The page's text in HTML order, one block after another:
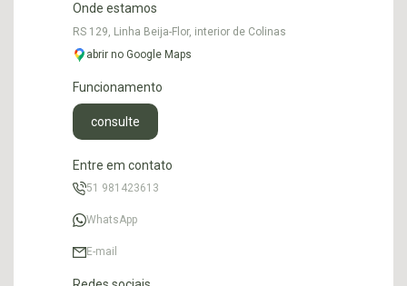
Onde estamos
RS 129, Linha Beija-Flor, interior de Colinas
abrir no Google Maps
Funcionamento
consulte
Entre em contato
51 981423613
WhatsApp
E-mail